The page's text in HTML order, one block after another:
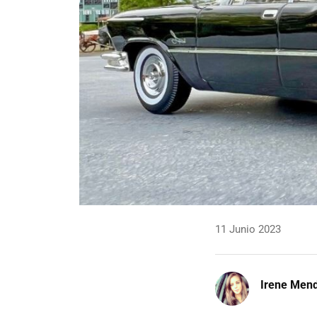
11 Junio 2023
Irene